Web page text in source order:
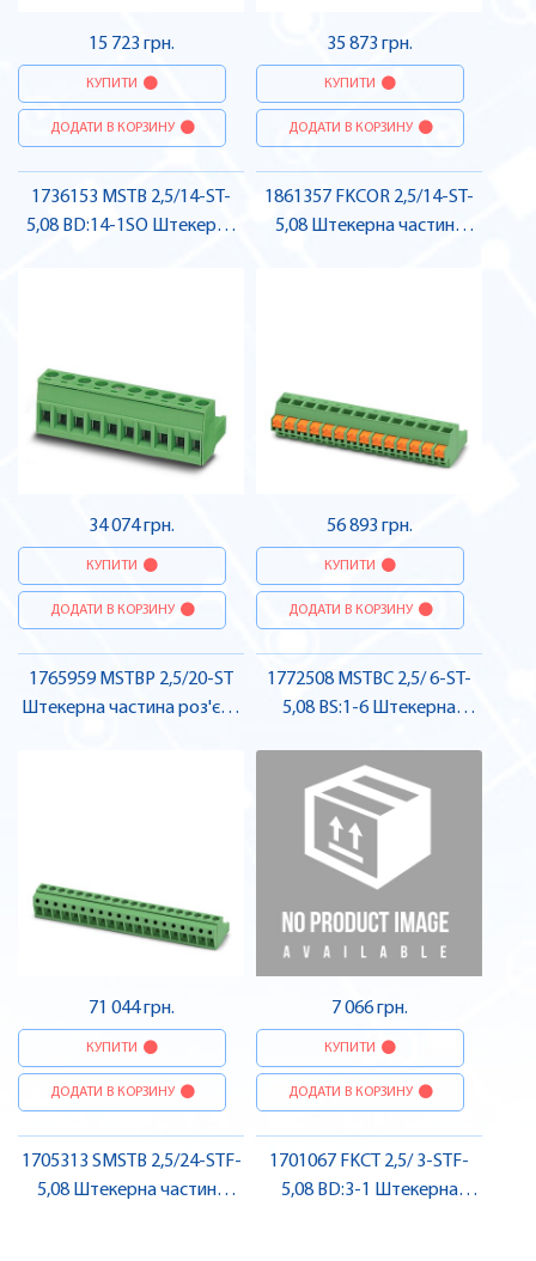
15 723 грн.
КУПИТИ
ДОДАТИ В КОРЗИНУ
35 873 грн.
КУПИТИ
ДОДАТИ В КОРЗИНУ
1736153 MSTB 2,5/14-ST-
5,08 BD:14-1SO Штекерна
34 074 грн.
КУПИТИ
ДОДАТИ В КОРЗИНУ
1861357 FKCOR 2,5/14-ST-
5,08 Штекерна частина
56 893 грн.
КУПИТИ
ДОДАТИ В КОРЗИНУ
1765959 MSTBP 2,5/20-ST
Штекерна частина роз'єму
71 044 грн.
КУПИТИ
ДОДАТИ В КОРЗИНУ
1772508 MSTBC 2,5/ 6-ST-
5,08 BS:1-6 Штекерна
Contact
7 066 грн.
КУПИТИ
ДОДАТИ В КОРЗИНУ
1705313 SMSTB 2,5/24-STF-
5,08 Штекерна частина
1701067 FKCT 2,5/ 3-STF-
5,08 BD:3-1 Штекерна